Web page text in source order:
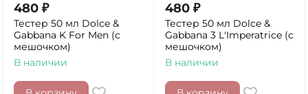
480 ₽
Тестер 50 мл Dolce &
Gabbana K For Men (с
мешочком)
В наличии
480 ₽
Тестер 50 мл Dolce &
Gabbana 3 L'Imperatrice (с
мешочком)
В наличии